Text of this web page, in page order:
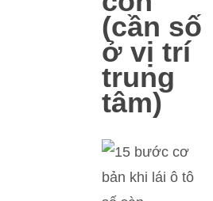
(cần số
ở vị trí
trung
tâm)